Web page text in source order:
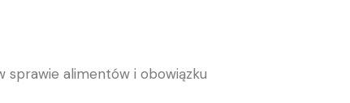
sprawie alimentów i obowiązku